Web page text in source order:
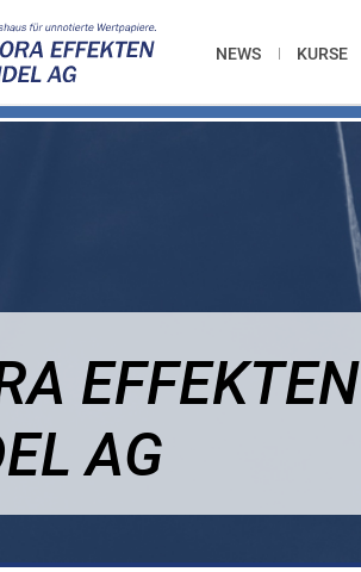
NEWS KURSE
EFFEKTEN
AG